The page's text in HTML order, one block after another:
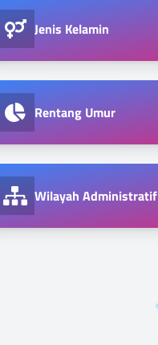
Jenis Kelamin
Rentang Umur
Wilayah Administratif